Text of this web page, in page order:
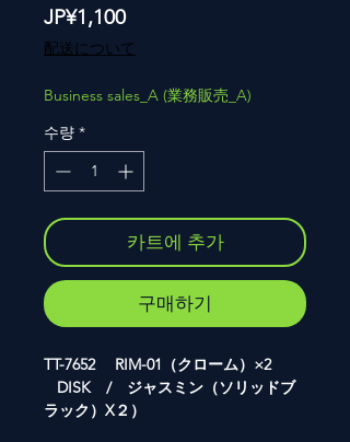
JP¥1,100가
격
配送について
Business sales_A (業務販売_A)
수량 *
카트에 추가
구매하기
TT-7652 RIM-01（クローム）×2
DISK / ジャスミン（ソリッドブ
ラック）X２）